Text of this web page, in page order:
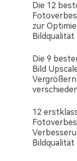
Die 12
zur
Bildqualität
Die 9
Bild
12
Bildqualität